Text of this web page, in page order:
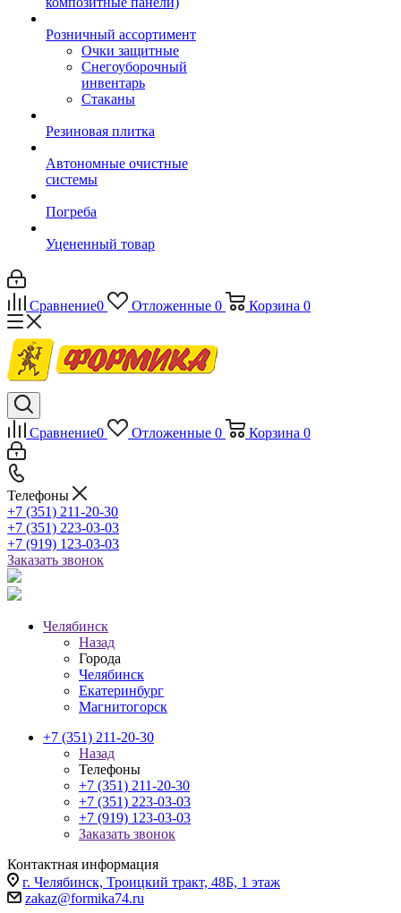
Розничный ассортимент
Очки защитные
Снегоуборочный
инвентарь
Стаканы
Резиновая плитка
Автономные очистные
системы
Погреба
Уцененный товар
Сравнение0 Отложенные 0 Корзина 0
Сравнение0 Отложенные 0 Корзина 0
Телефоны
+7 (351) 211-20-30
+7 (351) 223-03-03
+7 (919) 123-03-03
Заказать звонок
Челябинск
Назад
Города
Челябинск
Екатеринбург
Магнитогорск
+7 (351) 211-20-30
Назад
Телефоны
+7 (351) 211-20-30
+7 (351) 223-03-03
+7 (919) 123-03-03
Заказать звонок
Контактная информация
г. Челябинск, Троицкий тракт, 48Б, 1 этаж
zakaz@formika74.ru